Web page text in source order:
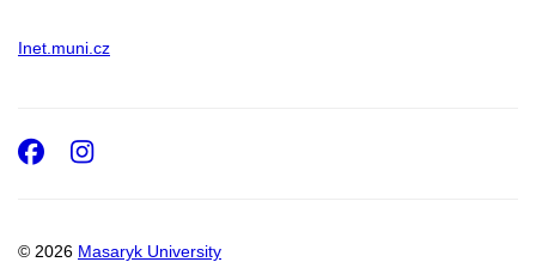
Inet.muni.cz
© 2026 Masaryk University
Facebook
Instagram